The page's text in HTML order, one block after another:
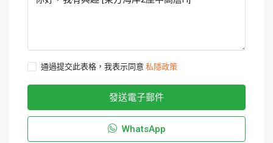
通過提交此表格，我表示同意 私隱政策
發送電子郵件
WhatsApp